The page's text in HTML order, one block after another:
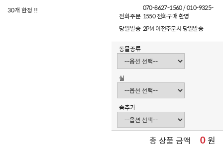
30개 한정 !!
전화주문
070-8627-1560 / 010-9325-
1550 전화구매 환영
당일발송 2PM 이전주문시 당일발송
동물종류
실
솜추가
총 상품 금액 0원